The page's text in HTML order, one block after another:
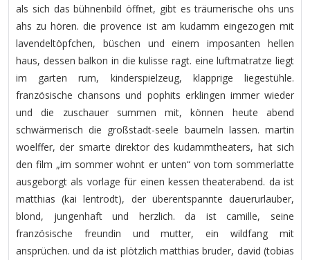
als sich das bühnenbild öffnet, gibt es träumerische ohs uns
ahs zu hören. die provence ist am kudamm eingezogen mit
lavendeltöpfchen, büschen und einem imposanten hellen
haus, dessen balkon in die kulisse ragt. eine luftmatratze liegt
im garten rum, kinderspielzeug, klapprige liegestühle.
französische chansons und pophits erklingen immer wieder
und die zuschauer summen mit, können heute abend
schwärmerisch die großstadt-seele baumeln lassen. martin
woelffer, der smarte direktor des kudammtheaters, hat sich
den film „im sommer wohnt er unten“ von tom sommerlatte
ausgeborgt als vorlage für einen kessen theaterabend. da ist
matthias (kai lentrodt), der überentspannte dauerurlauber,
blond, jungenhaft und herzlich. da ist camille, seine
französische freundin und mutter, ein wildfang mit
ansprüchen. und da ist plötzlich matthias bruder, david (tobias